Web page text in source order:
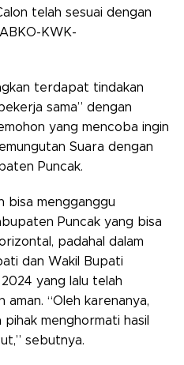
telah sesuai dengan
KWK-
terdapat tindakan
sama” dengan
yang mencoba ingin
Suara dengan
Puncak.
bisa mengganggu
Puncak yang bisa
padahal dalam
dan Wakil Bupati
yang lalu telah
aman. “Oleh karenanya,
menghormati hasil
sebutnya.